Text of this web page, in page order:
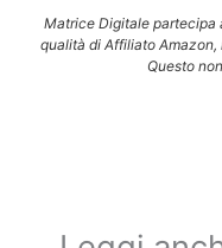
Matrice Digitale partecipa
qualità di Affiliato
Questo